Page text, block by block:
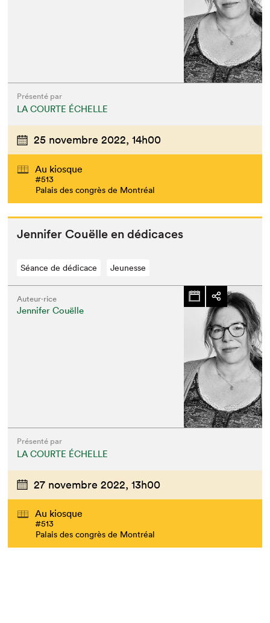
Présenté par
LA COURTE ÉCHELLE
25 novembre 2022, 14h00
Au kiosque
#513
Palais des congrès de Montréal
Jen­nifer Couëlle en dédicaces
Séance de dédicace Jeunesse
Auteur·rice
Jennifer Couëlle
Présenté par
LA COURTE ÉCHELLE
27 novembre 2022, 13h00
Au kiosque
#513
Palais des congrès de Montréal